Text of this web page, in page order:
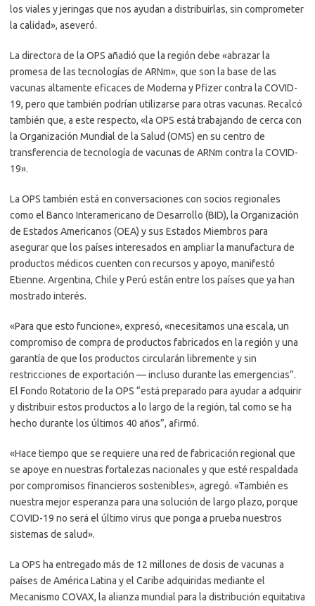
los viales y jeringas que nos ayudan a distribuirlas, sin comprometer
la calidad», aseveró.
La directora de la OPS añadió que la región debe «abrazar la
promesa de las tecnologías de ARNm», que son la base de las
vacunas altamente eficaces de Moderna y Pfizer contra la COVID-
19, pero que también podrían utilizarse para otras vacunas. Recalcó
también que, a este respecto, «la OPS está trabajando de cerca con
la Organización Mundial de la Salud (OMS) en su centro de
transferencia de tecnología de vacunas de ARNm contra la COVID-
19».
La OPS también está en conversaciones con socios regionales
como el Banco Interamericano de Desarrollo (BID), la Organización
de Estados Americanos (OEA) y sus Estados Miembros para
asegurar que los países interesados en ampliar la manufactura de
productos médicos cuenten con recursos y apoyo, manifestó
Etienne. Argentina, Chile y Perú están entre los países que ya han
mostrado interés.
«Para que esto funcione», expresó, «necesitamos una escala, un
compromiso de compra de productos fabricados en la región y una
garantía de que los productos circularán libremente y sin
restricciones de exportación — incluso durante las emergencias”.
El Fondo Rotatorio de la OPS “está preparado para ayudar a adquirir
y distribuir estos productos a lo largo de la región, tal como se ha
hecho durante los últimos 40 años”, afirmó.
«Hace tiempo que se requiere una red de fabricación regional que
se apoye en nuestras fortalezas nacionales y que esté respaldada
por compromisos financieros sostenibles», agregó. «También es
nuestra mejor esperanza para una solución de largo plazo, porque
COVID-19 no será el último virus que ponga a prueba nuestros
sistemas de salud».
La OPS ha entregado más de 12 millones de dosis de vacunas a
países de América Latina y el Caribe adquiridas mediante el
Mecanismo COVAX, la alianza mundial para la distribución equitativa